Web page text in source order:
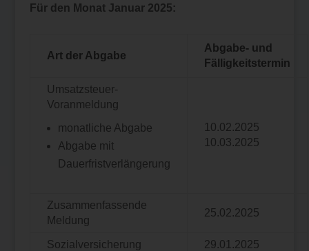
Für den Monat Januar 2025:
Art der Abgabe
Abgabe- und
Fälligkeitstermin
Umsatzsteuer-
Voranmeldung
monatliche Abgabe
Abgabe mit
Dauerfristverlängerung
10.02.2025
10.03.2025
Zusammenfassende
Meldung
25.02.2025
Sozialversicherung 29.01.2025